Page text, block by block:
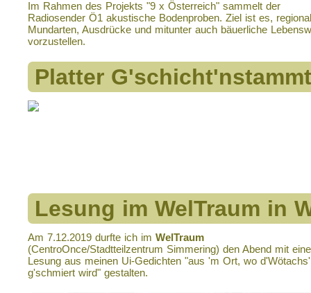
Im Rahmen des Projekts "9 x Österreich" sammelt der
Radiosender Ö1 akustische Bodenproben. Ziel ist es,
Mundarten, Ausdrücke und mitunter auch bäuerliche
vorzustellen.
Platter
Lesung im WelTraum in
Am 7.12.2019 durfte ich im WelTraum
(CentroOnce/Stadtteilzentrum Simmering) den Abend mit
Lesung aus meinen Ui-Gedichten "aus 'm Ort, wo d'Wötachs'
g'schmiert wird" gestalten.